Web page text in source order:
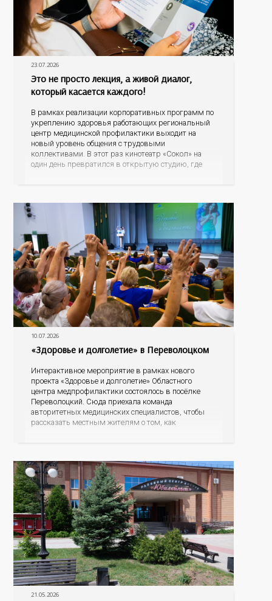
23.07.2026
Это не просто лекция, а живой диалог,
который касается каждого!
В рамках реализации корпоративных программ по
укреплению здоровья работающих региональный
центр медицинской профилактики выходит на
новый уровень общения с трудовыми
коллективами. В этот раз кинотеатр «Сокол» на
один день превратился в открытую студию, где
пришла настоящая
10.07.2026
«Здоровье и долголетие» в Переволоцком
Интерактивное мероприятие в рамках нового
проекта «Здоровье и долголетие» Областного
центра медпрофилактики состоялось в посёлке
Переволоцкий. Сюда приехала команда
авторитетных медицинских специалистов, чтобы
рассказать местным жителям о том, как
подборкой листовок с полезными рекомендациями.
21.05.2026